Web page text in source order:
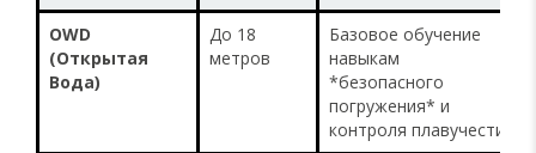
OWD
(Открытая
Вода)
До 18
метров
Базовое обучение
навыкам
*безопасного
погружения* и
контроля плавучести.